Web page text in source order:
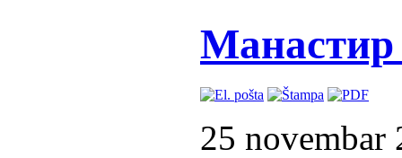
25 novembar